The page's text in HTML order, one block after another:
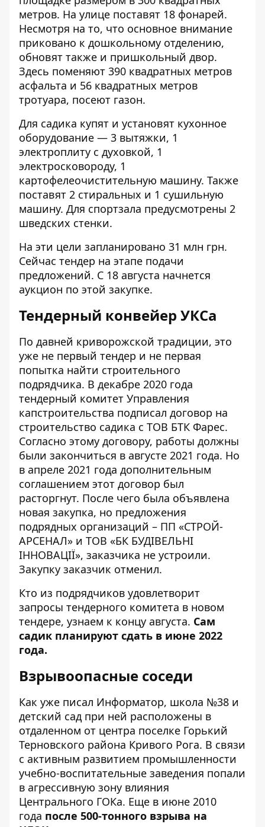
метров. На улице поставят 18 фонарей.
Несмотря на то, что основное внимание
приковано к дошкольному отделению,
обновят также и пришкольный двор.
Здесь поменяют 390 квадратных метров
асфальта и 56 квадратных метров
тротуара, посеют газон.
Для садика купят и установят кухонное
оборудование — 3 вытяжки, 1
электроплиту с духовкой, 1
электросковороду, 1
картофелеочистительную машину. Также
поставят 2 стиральных и 1 сушильную
машину. Для спортзала предусмотрены 2
шведских стенки.
На эти цели запланировано 31 млн грн.
Сейчас тендер на этапе подачи
предложений. С 18 августа начнется
аукцион по этой закупке.
Тендерный конвейер УКСа
По давней криворожской традиции, это
уже не первый тендер и не первая
попытка найти строительного
подрядчика. В декабре 2020 года
тендерный комитет Управления
капстроительства подписал договор на
строительство садика с ТОВ БТК Фарес.
Согласно этому договору, работы должны
были закончиться в августе 2021 года. Но
в апреле 2021 года дополнительным
соглашением этот договор был
расторгнут. После чего была объявлена
новая закупка, но предложения
подрядных организаций – ПП «СТРОЙ-
АРСЕНАЛ» и ТОВ «БК БУДІВЕЛЬНІ
ІННОВАЦІЇ», заказчика не устроили.
Закупку заказчик отменил.
Кто из подрядчиков удовлетворит
запросы тендерного комитета в новом
тендере, узнаем к концу августа. Сам
садик планируют сдать в июне 2022
года.
Взрывоопасные соседи
Как уже писал Информатор, школа №38 и
детский сад при ней расположены в
отдаленном от центра поселке Горький
Терновского района Кривого Рога. В связи
с активным развитием промышленности
учебно-воспитательные заведения попали
в агрессивную зону влияния
Центрального ГОКа. Еще в июне 2010
года после 500-тонного взрыва на